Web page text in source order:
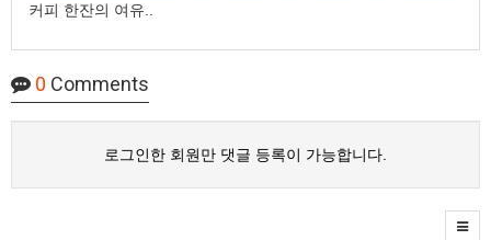
커피 한잔의 여유..
0 Comments
로그인한 회원만 댓글 등록이 가능합니다.